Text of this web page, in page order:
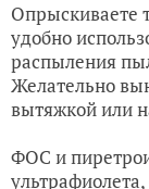
Опрыскиваете
удобно
распыления
Желательно
вытяжкой или
ФОC и